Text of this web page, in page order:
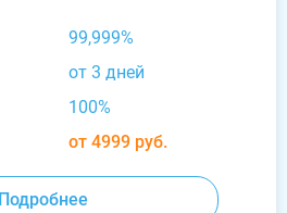
99,999%
от 3 дней
100%
от 4999 руб.
Подробнее